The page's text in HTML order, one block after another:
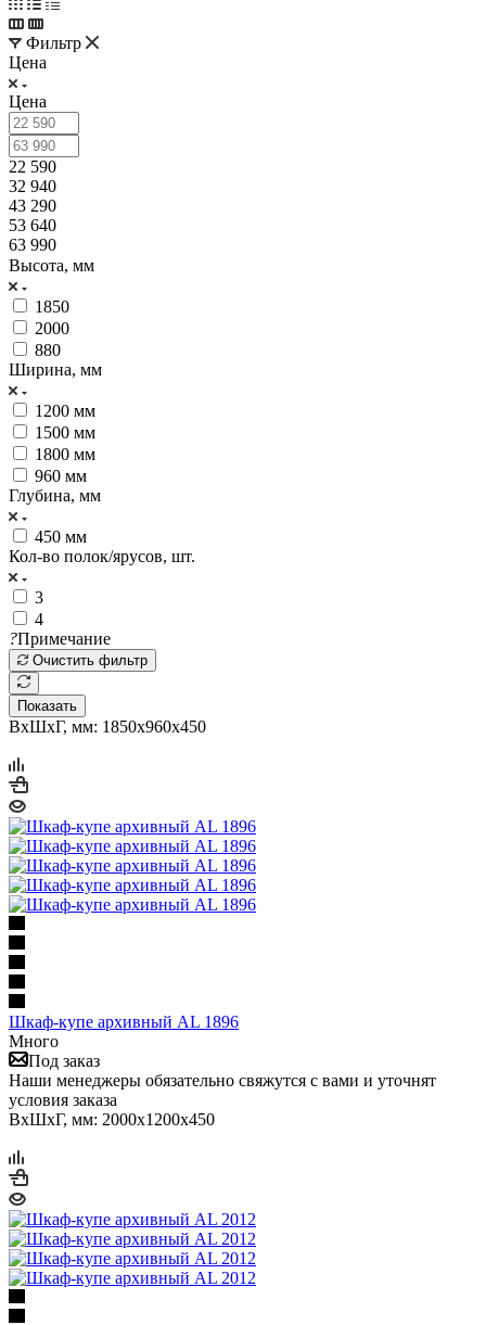
Фильтр
Цена
Цена
22 590
32 940
43 290
53 640
63 990
Высота, мм
1850
2000
880
Ширина, мм
1200 мм
1500 мм
1800 мм
960 мм
Глубина, мм
450 мм
Кол-во полок/ярусов, шт.
3
4
?Примечание
Очистить фильтр
Показать
ВхШхГ, мм: 1850x960x450
Шкаф-купе архивный AL 1896
Много
Под заказ
Наши менеджеры обязательно свяжутся с вами и уточнят
условия заказа
ВхШхГ, мм: 2000x1200x450